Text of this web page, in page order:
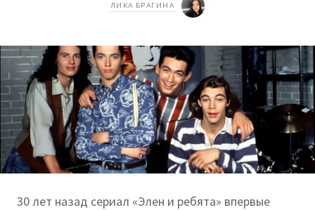
ЛИКА БРАГИНА
30 лет назад сериал «Элен и ребята» впервые